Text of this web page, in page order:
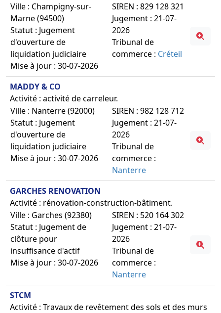
Ville : Champigny-sur-
Marne (94500)
Statut : Jugement
d'ouverture de
liquidation judiciaire
Mise à jour : 30-07-2026
SIREN : 829 128 321
Jugement : 21-07-
2026
Tribunal de
commerce : Créteil
MADDY & CO
Activité : activité de carreleur.
Ville : Nanterre (92000)
Statut : Jugement
d'ouverture de
liquidation judiciaire
Mise à jour : 30-07-2026
SIREN : 982 128 712
Jugement : 21-07-
2026
Tribunal de
commerce :
Nanterre
GARCHES RENOVATION
Activité : rénovation-construction-bâtiment.
Ville : Garches (92380)
Statut : Jugement de
clôture pour
insuffisance d'actif
Mise à jour : 30-07-2026
SIREN : 520 164 302
Jugement : 21-07-
2026
Tribunal de
commerce :
Nanterre
STCM
Activité : Travaux de revêtement des sols et des murs